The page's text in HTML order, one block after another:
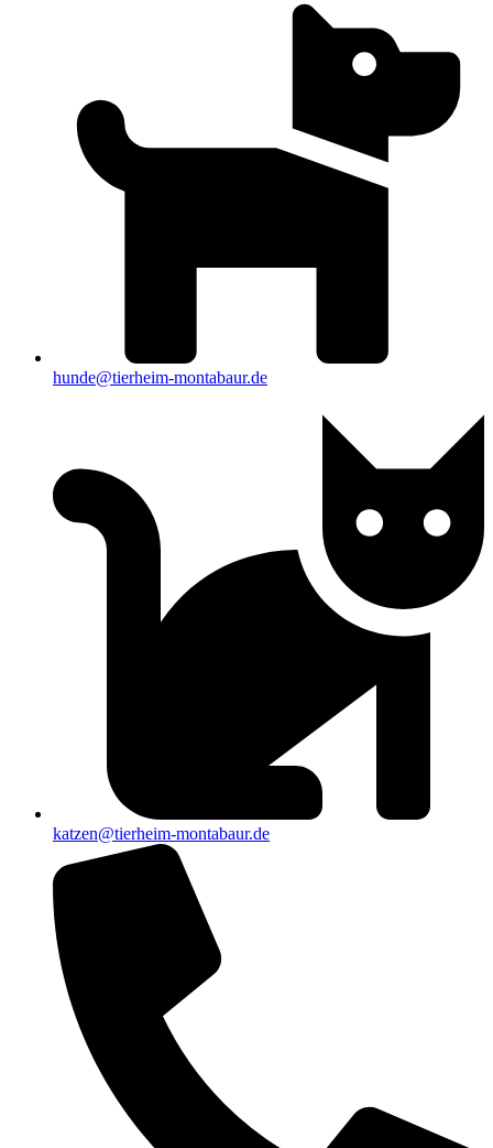
hunde@tierheim-montabaur.de
katzen@tierheim-montabaur.de